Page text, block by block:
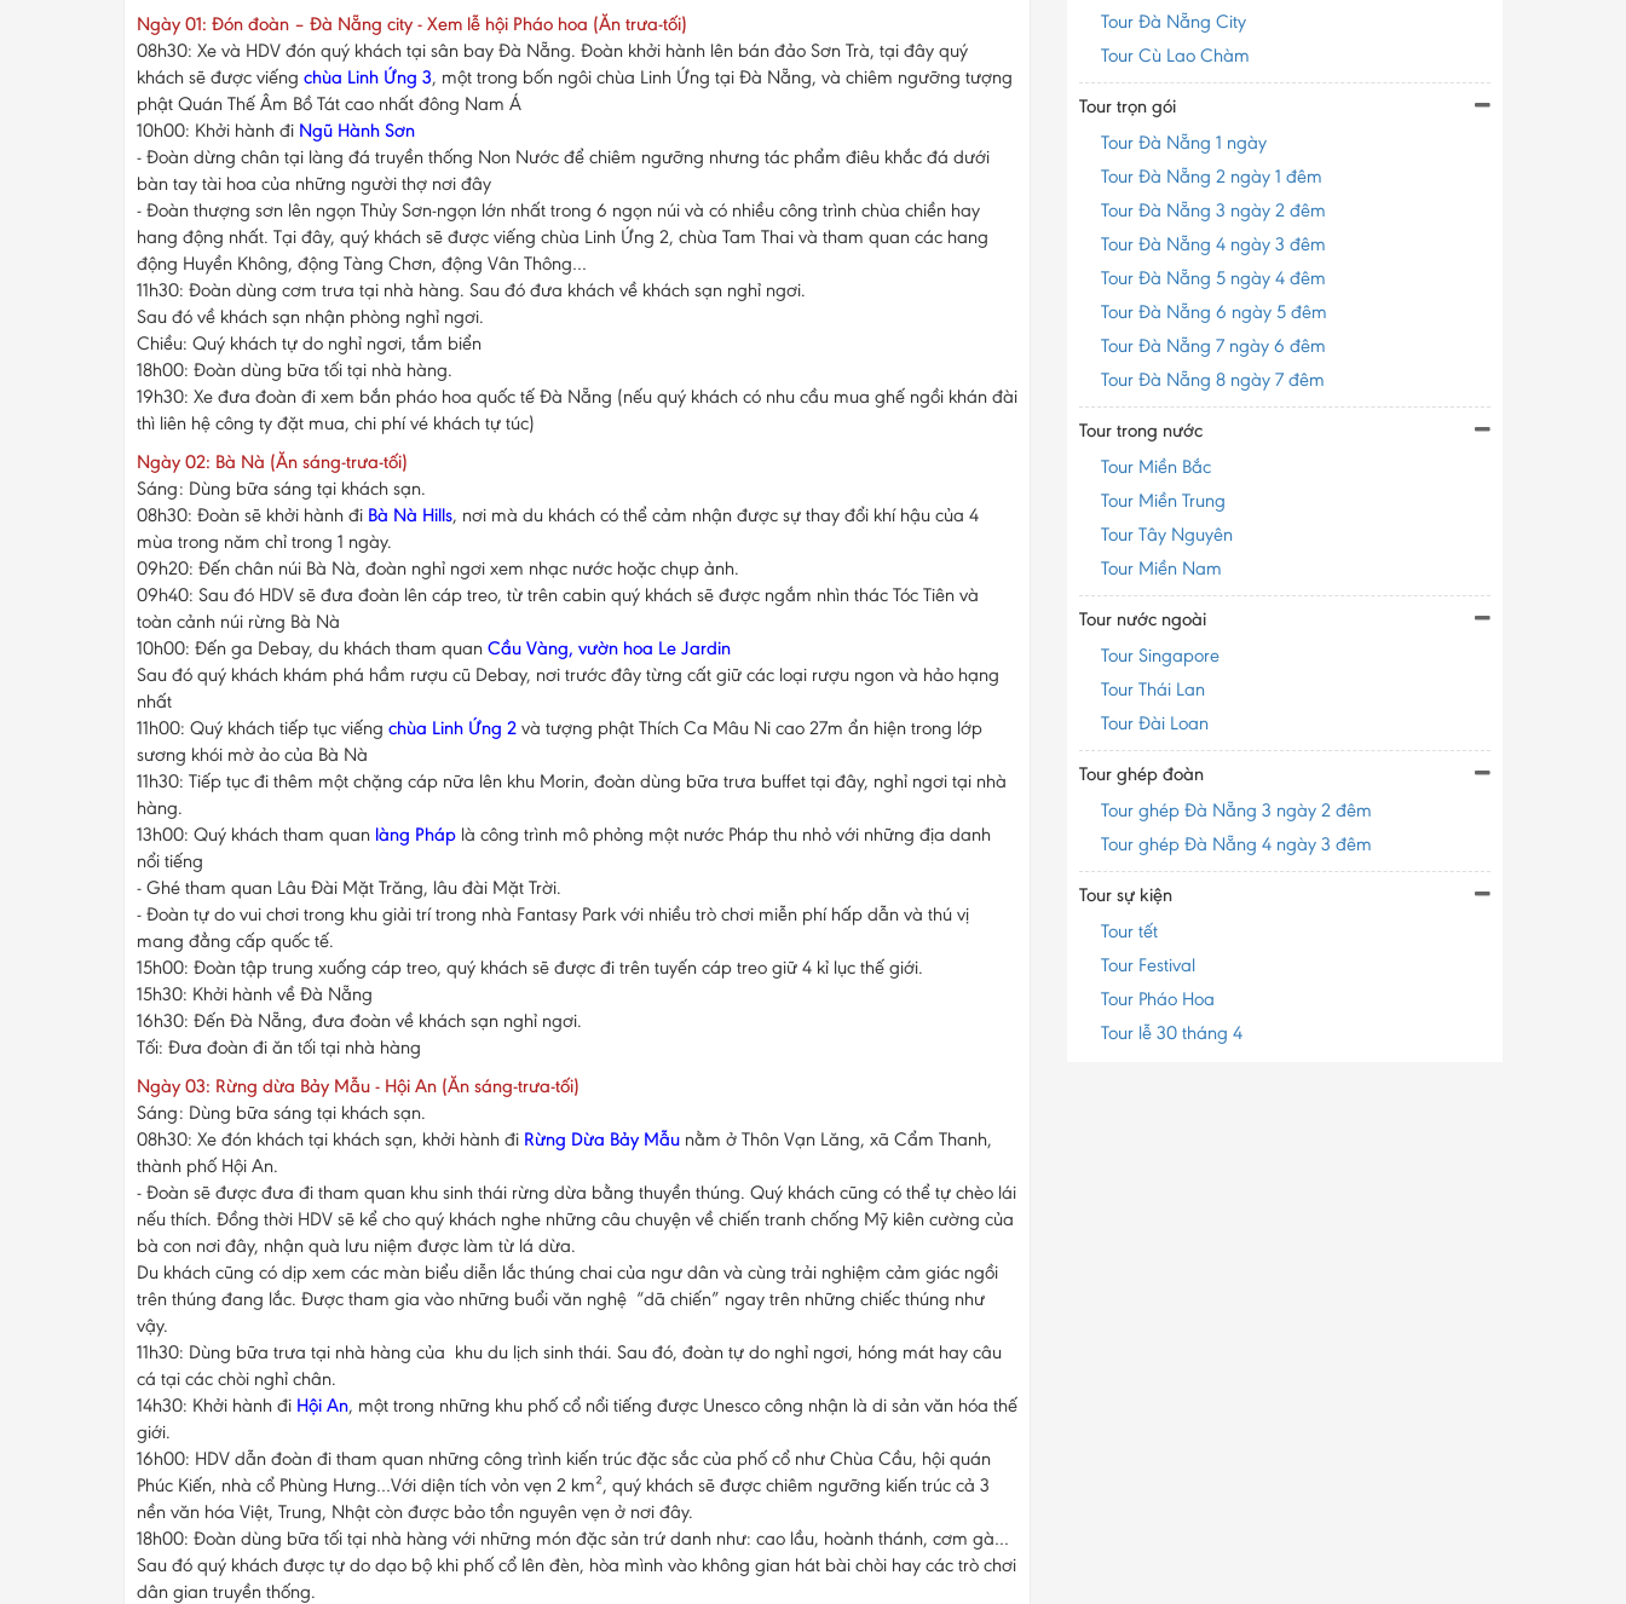
Ngày 01: Đón đoàn – Đà Nẵng city - Xem lễ hội Pháo hoa (Ăn trưa-tối)
08h30: Xe và HDV đón quý khách tại sân bay Đà Nẵng. Đoàn khởi hành lên bán đảo Sơn Trà, tại đây quý
khách sẽ được viếng chùa Linh Ứng 3, một trong bốn ngôi chùa Linh Ứng tại Đà Nẵng, và chiêm ngưỡng tượng
phật Quán Thế Âm Bồ Tát cao nhất đông Nam Á
10h00: Khởi hành đi Ngũ Hành Sơn
- Đoàn dừng chân tại làng đá truyền thống Non Nước để chiêm ngưỡng nhưng tác phẩm điêu khắc đá dưới
bàn tay tài hoa của những người thợ nơi đây
- Đoàn thượng sơn lên ngọn Thủy Sơn-ngọn lớn nhất trong 6 ngọn núi và có nhiều công trình chùa chiền hay
hang động nhất. Tại đây, quý khách sẽ được viếng chùa Linh Ứng 2, chùa Tam Thai và tham quan các hang
động Huyền Không, động Tàng Chơn, động Vân Thông…
11h30: Đoàn dùng cơm trưa tại nhà hàng. Sau đó đưa khách về khách sạn nghỉ ngơi.
Sau đó về khách sạn nhận phòng nghỉ ngơi.
Chiều: Quý khách tự do nghỉ ngơi, tắm biển
18h00: Đoàn dùng bữa tối tại nhà hàng.
19h30: Xe đưa đoàn đi xem bắn pháo hoa quốc tế Đà Nẵng (nếu quý khách có nhu cầu mua ghế ngồi khán đài
thì liên hệ công ty đặt mua, chi phí vé khách tự túc)
Ngày 02: Bà Nà (Ăn sáng-trưa-tối)
Sáng: Dùng bữa sáng tại khách sạn.
08h30: Đoàn sẽ khởi hành đi Bà Nà Hills, nơi mà du khách có thể cảm nhận được sự thay đổi khí hậu của 4
mùa trong năm chỉ trong 1 ngày.
09h20: Đến chân núi Bà Nà, đoàn nghỉ ngơi xem nhạc nước hoặc chụp ảnh.
09h40: Sau đó HDV sẽ đưa đoàn lên cáp treo, từ trên cabin quý khách sẽ được ngắm nhìn thác Tóc Tiên và
toàn cảnh núi rừng Bà Nà
10h00: Đến ga Debay, du khách tham quan Cầu Vàng, vườn hoa Le Jardin
Sau đó quý khách khám phá hầm rượu cũ Debay, nơi trước đây từng cất giữ các loại rượu ngon và hảo hạng
nhất
11h00: Quý khách tiếp tục viếng chùa Linh Ứng 2 và tượng phật Thích Ca Mâu Ni cao 27m ẩn hiện trong lớp
sương khói mờ ảo của Bà Nà
11h30: Tiếp tục đi thêm một chặng cáp nữa lên khu Morin, đoàn dùng bữa trưa buffet tại đây, nghỉ ngơi tại nhà
hàng.
13h00: Quý khách tham quan làng Pháp là công trình mô phỏng một nước Pháp thu nhỏ với những địa danh
nổi tiếng
- Ghé tham quan Lâu Đài Mặt Trăng, lâu đài Mặt Trời.
- Đoàn tự do vui chơi trong khu giải trí trong nhà Fantasy Park với nhiều trò chơi miễn phí hấp dẫn và thú vị
mang đẳng cấp quốc tế.
15h00: Đoàn tập trung xuống cáp treo, quý khách sẽ được đi trên tuyến cáp treo giữ 4 kỉ lục thế giới.
15h30: Khởi hành về Đà Nẵng
16h30: Đến Đà Nẵng, đưa đoàn về khách sạn nghỉ ngơi.
Tối: Đưa đoàn đi ăn tối tại nhà hàng
Ngày 03: Rừng dừa Bảy Mẫu - Hội An (Ăn sáng-trưa-tối)
Sáng: Dùng bữa sáng tại khách sạn.
08h30: Xe đón khách tại khách sạn, khởi hành đi Rừng Dừa Bảy Mẫu nằm ở Thôn Vạn Lăng, xã Cẩm Thanh,
thành phố Hội An.
- Đoàn sẽ được đưa đi tham quan khu sinh thái rừng dừa bằng thuyền thúng. Quý khách cũng có thể tự chèo lái
nếu thích. Đồng thời HDV sẽ kể cho quý khách nghe những câu chuyện về chiến tranh chống Mỹ kiên cường của
bà con nơi đây, nhận quà lưu niệm được làm từ lá dừa.
Du khách cũng có dịp xem các màn biểu diễn lắc thúng chai của ngư dân và cùng trải nghiệm cảm giác ngồi
trên thúng đang lắc. Được tham gia vào những buổi văn nghệ “dã chiến” ngay trên những chiếc thúng như
vậy.
11h30: Dùng bữa trưa tại nhà hàng của khu du lịch sinh thái. Sau đó, đoàn tự do nghỉ ngơi, hóng mát hay câu
cá tại các chòi nghỉ chân.
14h30: Khởi hành đi Hội An, một trong những khu phố cổ nổi tiếng được Unesco công nhận là di sản văn hóa thế
giới.
16h00: HDV dẫn đoàn đi tham quan những công trình kiến trúc đặc sắc của phố cổ như Chùa Cầu, hội quán
Phúc Kiến, nhà cổ Phùng Hưng…Với diện tích vỏn vẹn 2 km², quý khách sẽ được chiêm ngưỡng kiến trúc cả 3
nền văn hóa Việt, Trung, Nhật còn được bảo tồn nguyên vẹn ở nơi đây.
18h00: Đoàn dùng bữa tối tại nhà hàng với những món đặc sản trứ danh như: cao lầu, hoành thánh, cơm gà…
Sau đó quý khách được tự do dạo bộ khi phố cổ lên đèn, hòa mình vào không gian hát bài chòi hay các trò chơi
dân gian truyền thống.
Tour Đà Nẵng City
Tour Cù Lao Chàm
Tour trọn gói
Tour Đà Nẵng 1 ngày
Tour Đà Nẵng 2 ngày 1 đêm
Tour Đà Nẵng 3 ngày 2 đêm
Tour Đà Nẵng 4 ngày 3 đêm
Tour Đà Nẵng 5 ngày 4 đêm
Tour Đà Nẵng 6 ngày 5 đêm
Tour Đà Nẵng 7 ngày 6 đêm
Tour Đà Nẵng 8 ngày 7 đêm
Tour trong nước
Tour Miền Bắc
Tour Miền Trung
Tour Tây Nguyên
Tour Miền Nam
Tour nước ngoài
Tour Singapore
Tour Thái Lan
Tour Đài Loan
Tour ghép đoàn
Tour ghép Đà Nẵng 3 ngày 2 đêm
Tour ghép Đà Nẵng 4 ngày 3 đêm
Tour sự kiện
Tour tết
Tour Festival
Tour Pháo Hoa
Tour lễ 30 tháng 4